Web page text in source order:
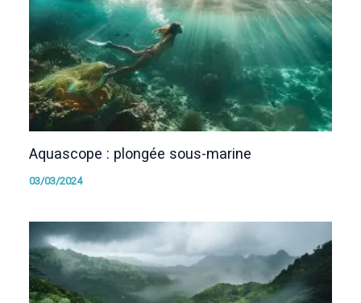
Aquascope : plongée sous-marine
03/03/2024